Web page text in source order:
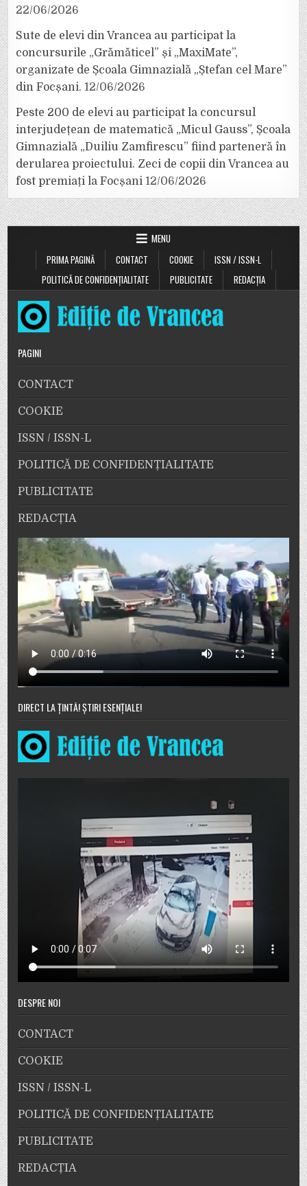
22/06/2026
Sute de elevi din Vrancea au participat la
concursurile „Grămăticel” și „MaxiMate”,
organizate de Școala Gimnazială „Ștefan cel Mare”
din Focșani. 12/06/2026
Peste 200 de elevi au participat la concursul
interjudețean de matematică „Micul Gauss”, Școala
Gimnazială „Duiliu Zamfirescu” fiind parteneră în
derularea proiectului. Zeci de copii din Vrancea au
fost premiați la Focșani 12/06/2026
MENU
PRIMA PAGINĂ
CONTACT COOKIE
ISSN / ISSN-L
POLITICĂ DE CONFIDENȚIALITATE
PUBLICITATE REDACȚIA
PAGINI
CONTACT
COOKIE
ISSN / ISSN-L
POLITICĂ DE CONFIDENȚIALITATE
PUBLICITATE
REDACȚIA
DIRECT LA ȚINTĂ! ȘTIRI ESENȚIALE!
DESPRE NOI
CONTACT
COOKIE
ISSN / ISSN-L
POLITICĂ DE CONFIDENȚIALITATE
PUBLICITATE
REDACȚIA